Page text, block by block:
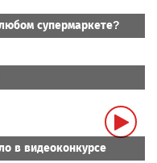
супермаркете?
в видеоконкурсе